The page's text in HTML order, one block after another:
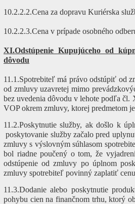
10.2.2.2.Cena za dopravu Kuriérska
10.2.2.3.Cena v prípade osobného
XI.Odstúpenie Kupujúceho od
dôvodu
11.1.Spotrebiteľ má právo odstúpiť od
od zmluvy uzavretej mimo
bez uvedenia dôvodu v lehote podľa čl.
VOP okrem zmluvy, ktorej predmetom
11.2.Poskytnutie služby, ak došlo k
poskytovanie služby začalo pred
zmluvy s výslovným súhlasom
bol riadne poučený o tom, že
odstúpenie od zmluvy po úplnom
zmluvy spotrebiteľ povinný zaplatiť
11.3.Dodanie alebo poskytnutie
pohybu cien na finančnom trhu, ktorý